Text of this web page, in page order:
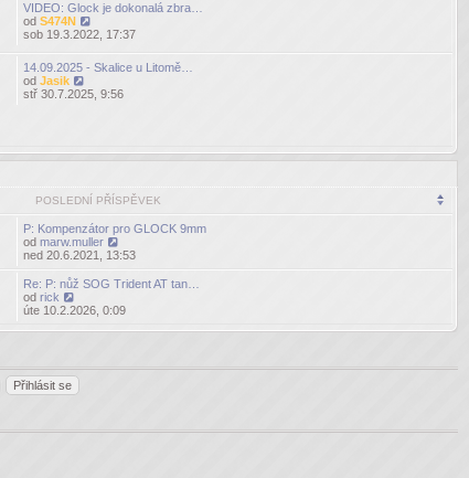
VIDEO: Glock je dokonalá zbra…
odS474N
Zobrazit
sob 19.3.2022, 17:37
14.09.2025 - Skalice u Litomě…
odJasik
Zobrazit
stř 30.7.2025, 9:56
POSLEDNÍ PŘÍSPĚVEK
P: Kompenzátor pro GLOCK 9mm
odmarw.muller
Zobrazit
poslední
příspěvek
ned 20.6.2021, 13:53
Re: P: nůž SOG Trident AT tan…
odrick
Zobrazit
příspěvek
úte 10.2.2026, 0:09